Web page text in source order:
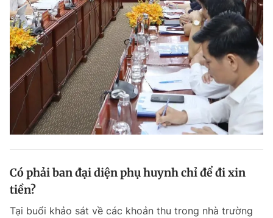
Có phải ban đại diện phụ huynh chỉ để đi xin
tiền?
Tại buổi khảo sát về các khoản thu trong nhà trường